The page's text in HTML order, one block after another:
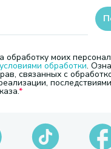
обработку моих
условиями обработки.
связанных с